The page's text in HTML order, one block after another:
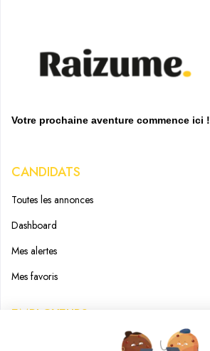
Votre prochaine aventure commence ici !
CANDIDATS
Toutes les annonces
Dashboard
Mes alertes
Mes favoris
EMPLOYEURS